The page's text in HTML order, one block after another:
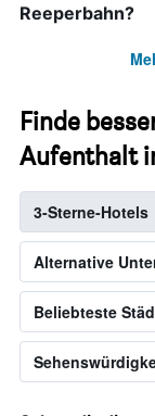
Reeperbahn?
Finde
Aufenthalt
3-Sterne-Hotels
Alternative
Beliebteste